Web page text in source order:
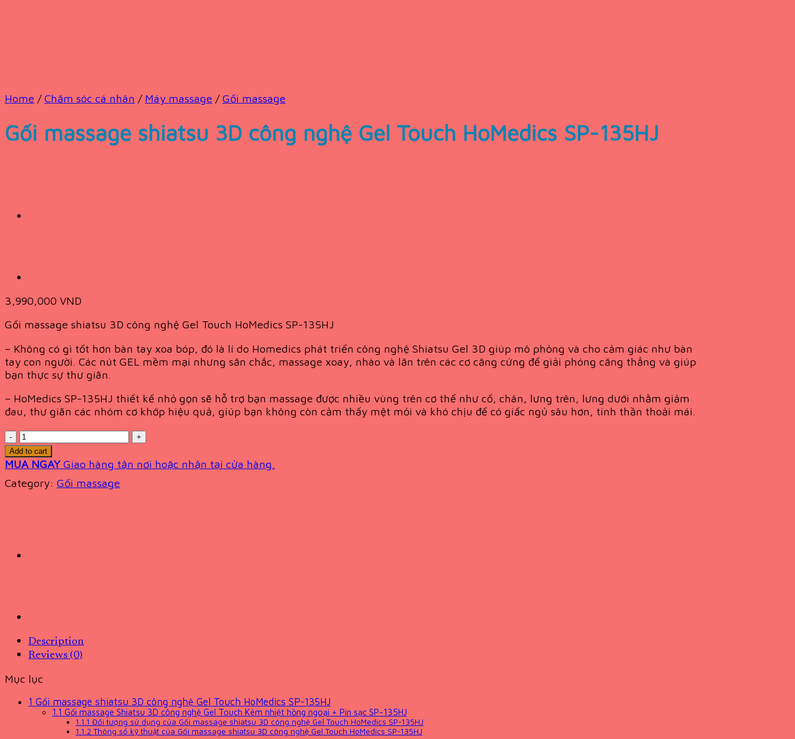
Home / Chăm sóc cá nhân / Máy massage / Gối massage
Gối massage shiatsu 3D công nghệ Gel Touch HoMedics SP-135HJ
3,990,000 VND
Gối massage shiatsu 3D công nghệ Gel Touch HoMedics SP-135HJ
– Không có gì tốt hơn bàn tay xoa bóp, đó là lí do Homedics phát triển công nghệ Shiatsu Gel 3D giúp mô phỏng và cho cảm giác như bàn
tay con người. Các nút GEL mềm mại nhưng săn chắc, massage xoay, nhào và lăn trên các cơ căng cứng để giải phóng căng thẳng và giúp
bạn thực sự thư giãn.
– HoMedics SP-135HJ thiết kế nhỏ gọn sẽ hỗ trợ bạn massage được nhiều vùng trên cơ thể như cổ, chân, lưng trên, lưng dưới nhằm giảm
đau, thư giãn các nhóm cơ khớp hiệu quả, giúp bạn không còn cảm thấy mệt mỏi và khó chịu để có giấc ngủ sâu hơn, tinh thần thoải mái.
Quantity
Add to cart
MUA NGAY Giao hàng tận nơi hoặc nhận tại cửa hàng.
Category: Gối massage
Description
Reviews (0)
Mục lục
1 Gối massage shiatsu 3D công nghệ Gel Touch HoMedics SP-135HJ
1.1 Gối massage Shiatsu 3D công nghệ Gel Touch Kèm nhiệt hồng ngoại + Pin sạc SP-135HJ
1.1.1 Đối tượng sử dụng của Gối massage shiatsu 3D công nghệ Gel Touch HoMedics SP-135HJ
1.1.2 Thông số kỹ thuật của Gối massage shiatsu 3D công nghệ Gel Touch HoMedics SP-135HJ